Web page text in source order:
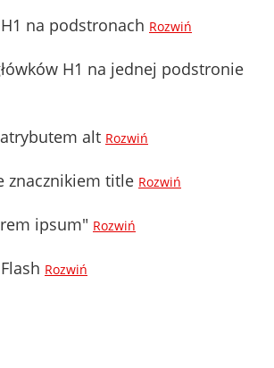
na podstronach Rozwiń
H1 na jednej podstronie
alt Rozwiń
znacznikiem title Rozwiń
ipsum" Rozwiń
Rozwiń